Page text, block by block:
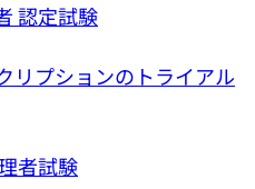
認定試験
リプションのトライアル
者試験